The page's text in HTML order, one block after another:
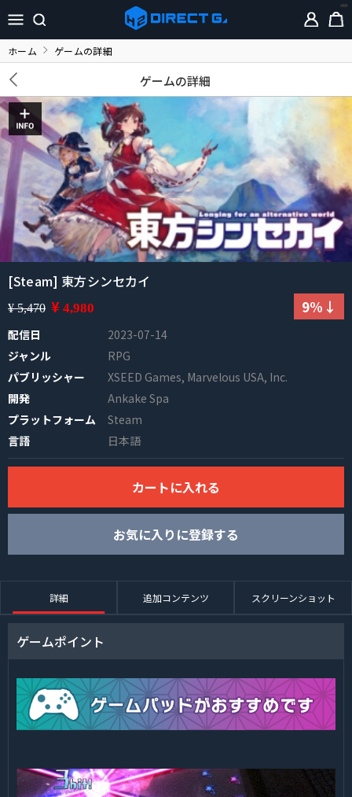
ホーム ゲームの詳細
ゲームの詳細
[Steam] 東方シンセカイ
¥ 5,470 ¥ 4,980 9%↓
配信日
2023-07-14
ジャンル
RPG
パブリッシャー
XSEED Games, Marvelous USA, Inc.
開発
Ankake Spa
プラットフォーム
Steam
言語
日本語
カートに入れる
お気に入りに登録する
詳細 追加コンテンツ スクリーンショット
ゲームポイント